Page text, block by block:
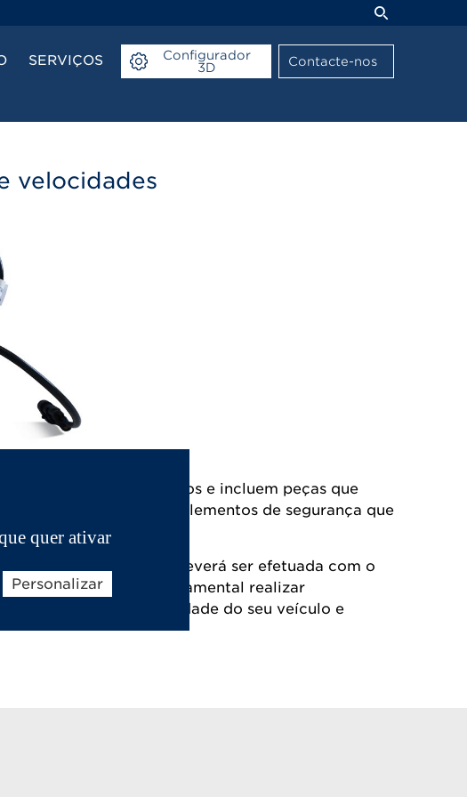
SERVIÇOS
Configurador
3D
Contacte-nos
velocidades
para os nossos modelos e incluem peças que
do seu veículo, são elementos de segurança que
manutenção que deverá ser efetuada com o
conseguinte, é fundamental realizar
prolongar a longevidade do seu veículo e
quer ativar
Personalizar